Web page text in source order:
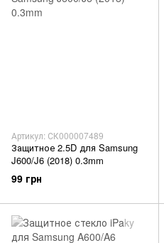
Артикул: СК000007489
Защитное 2.5D для Samsung
J600/J6 (2018) 0.3mm
99 грн